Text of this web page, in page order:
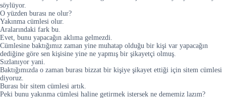
söylüyor.
O yüzden burası ne olur?
Yakınma cümlesi olur.
Aralarındaki fark bu.
Evet, bunu yapacağın aklıma gelmezdi.
Cümlesine baktığımız zaman yine muhatap olduğu bir kişi var yapacağın
dediğine göre sen kişisine yine ne yapmış bir şikayetçi olmuş.
Sızlanıyor yani.
Baktığımızda o zaman burası bizzat bir kişiye şikayet ettiği için sitem cümlesi
diyoruz.
Burası bir sitem cümlesi artık.
Peki bunu yakınma cümlesi haline getirmek istersek ne dememiz lazım?